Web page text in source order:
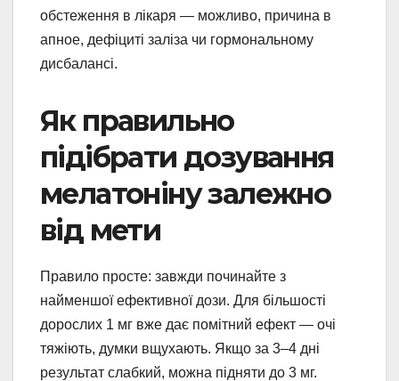
обстеження в лікаря — можливо, причина в
апное, дефіциті заліза чи гормональному
дисбалансі.
Як правильно
підібрати дозування
мелатоніну залежно
від мети
Правило просте: завжди починайте з
найменшої ефективної дози. Для більшості
дорослих 1 мг вже дає помітний ефект — очі
тяжіють, думки вщухають. Якщо за 3–4 дні
результат слабкий, можна підняти до 3 мг.